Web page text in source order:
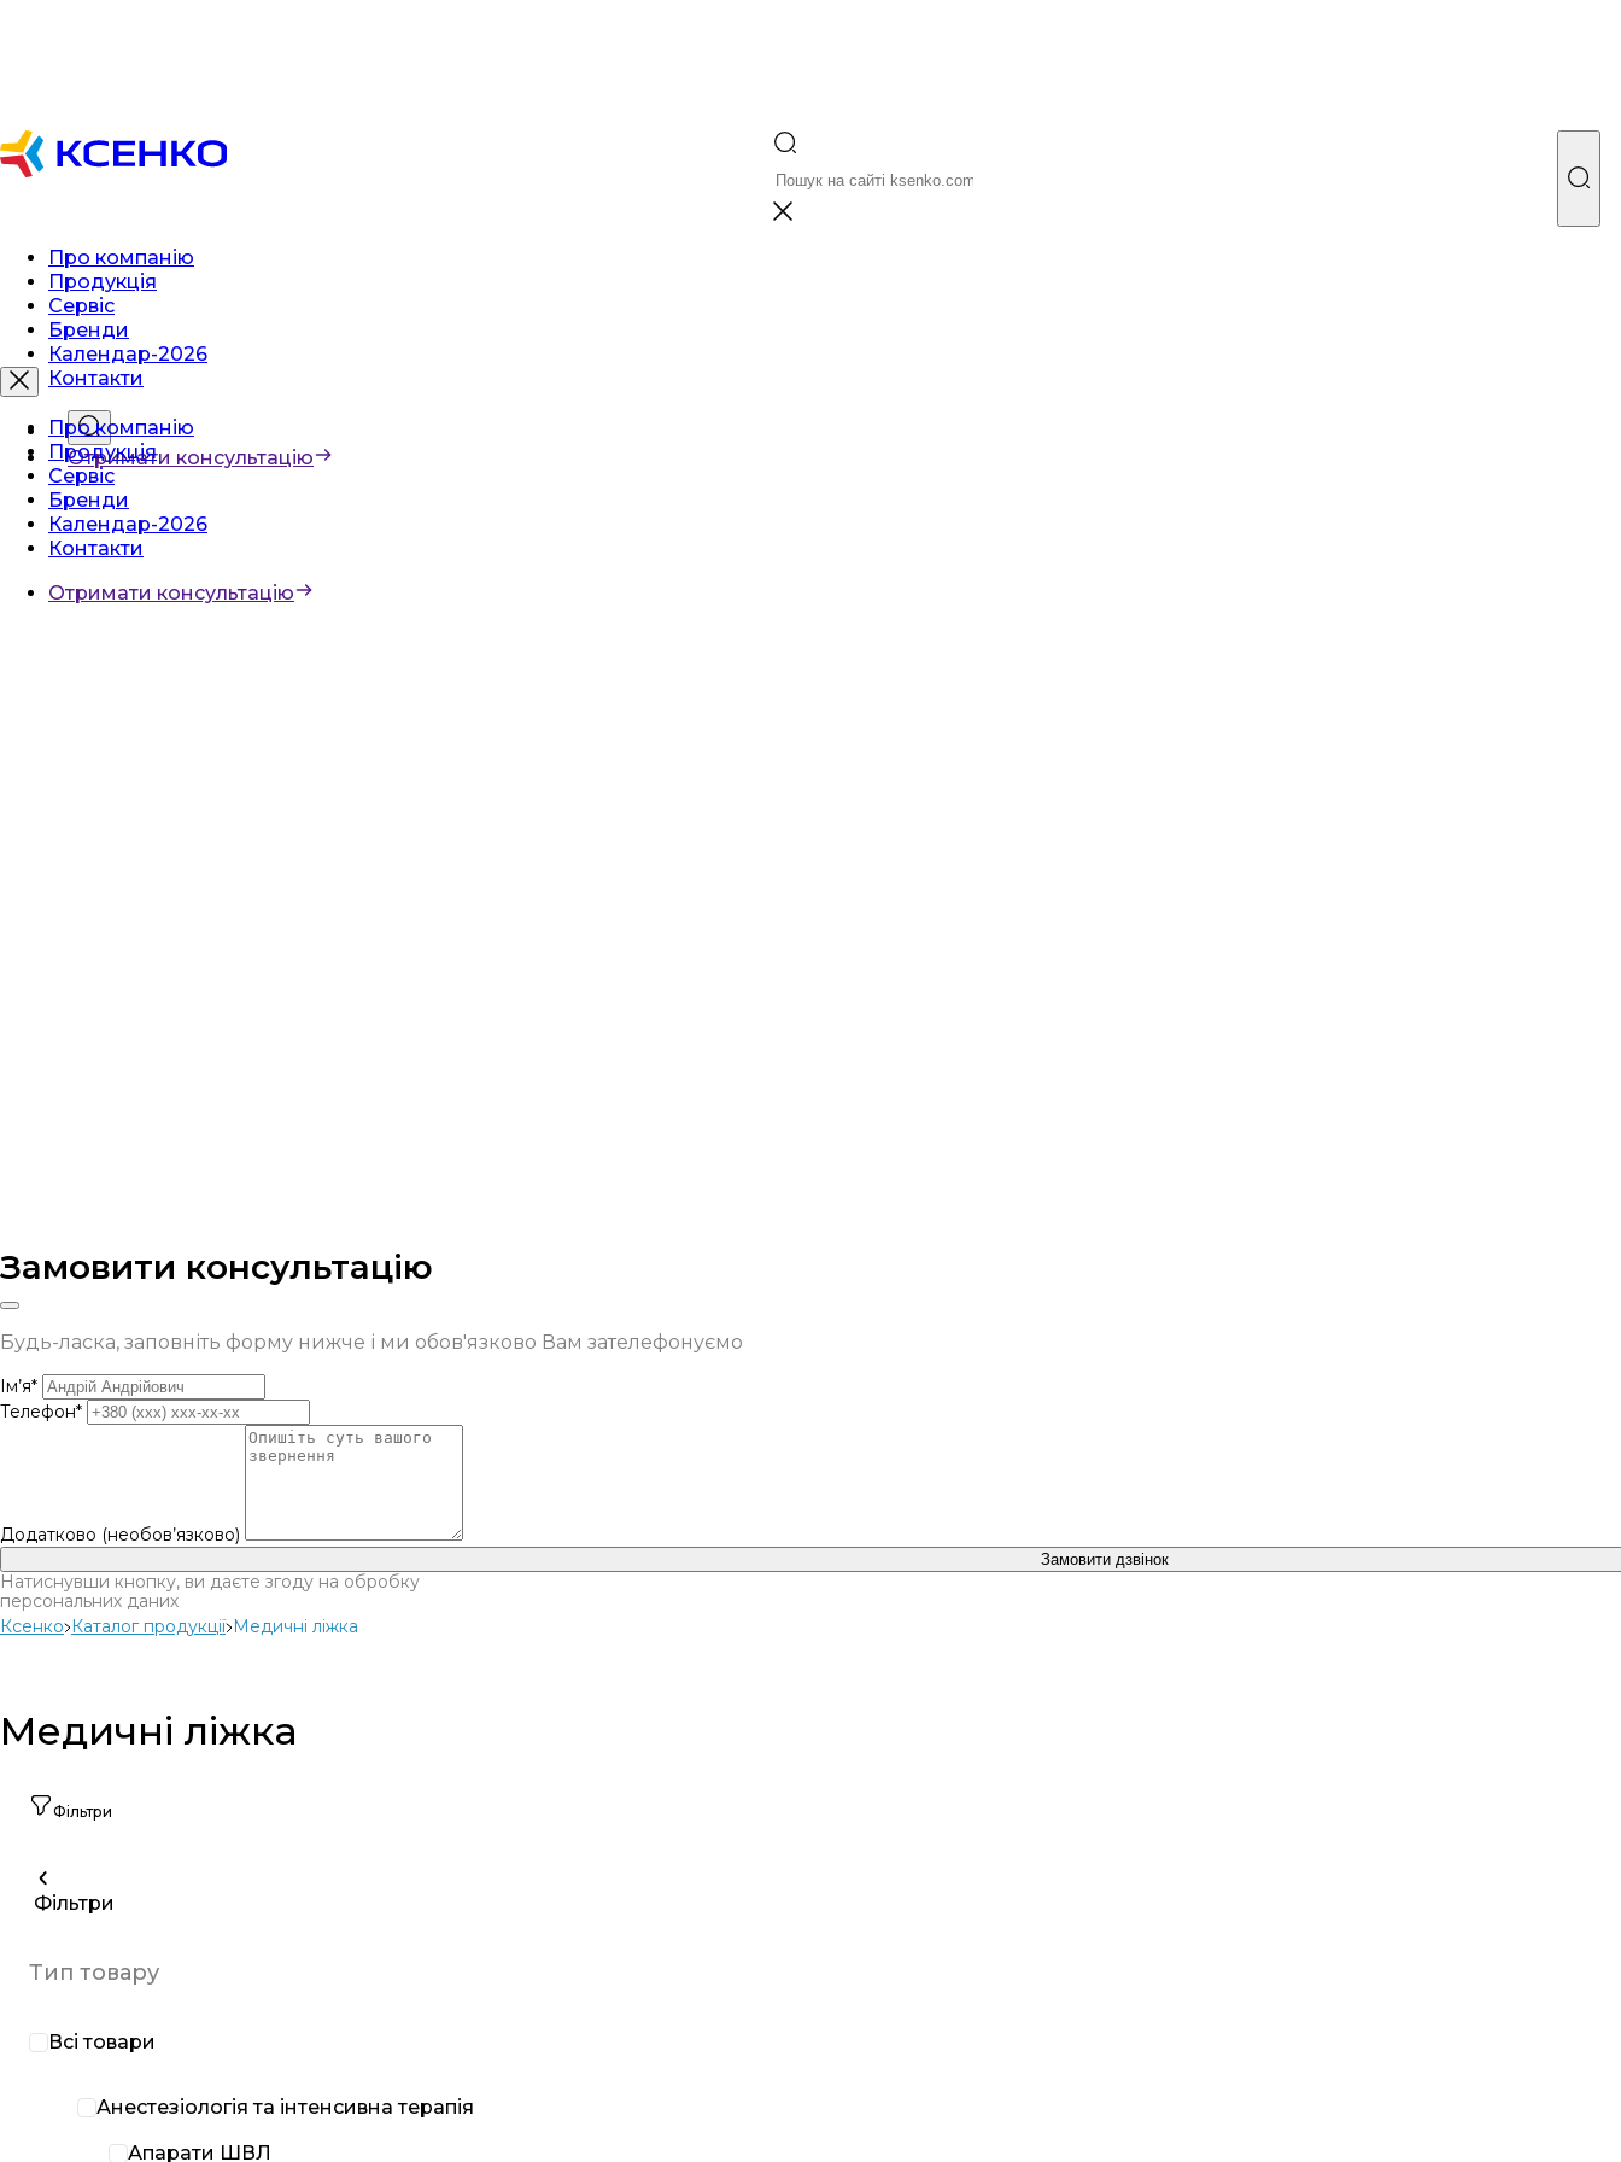
Про компанію
Продукція
Сервіс
Бренди
Календар-2026
Контакти
Отримати консультацію
Про компанію
Продукція
Сервіс
Бренди
Календар-2026
Контакти
Отримати консультацію
Замовити консультацію
Будь-ласка, заповніть форму нижче і ми обов'язково Вам зателефонуємо
Ім’я*
Телефон*
Додатково (необов’язково)
Замовити дзвінок
Натиснувши кнопку, ви даєте згоду на обробку
персональних даних
Ксенко Каталог продукції Медичні ліжка
Медичні ліжка
Фільтри
Фільтри
Тип товару
Всі товари
Анестезіологія та інтенсивна терапія
Апарати ШВЛ